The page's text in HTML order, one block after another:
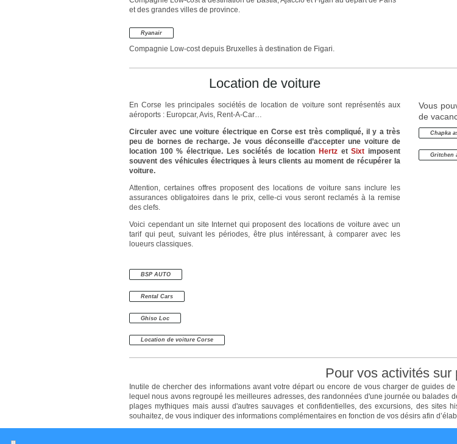
et des grandes villes de province.
Ryanair
Compagnie Low-cost depuis Bruxelles à destination de Figari.
Location de voiture
En Corse les principales sociétés de location de voiture sont représentés aux
aéroports : Europcar, Avis, Rent-A-Car…
Circuler avec une voiture électrique en Corse est très compliqué, il y a très
peu de bornes de recharge.Je vous déconseille d’accepter une voiture de
location 100 % électrique. Les sociétés de location Hertz etSixt imposent
souvent des véhicules électriques à leurs clients au moment de récupérer la
voiture.
Attention, certaines offres proposent des locations de voiture sans inclure les
assurances obligatoires dans le prix, celle-ci vous seront reclamés à la remise
des clefs.
Voici cependant un site Internet qui proposent des locations de voiture avec un
tarif qui peut, suivant les périodes, être plus intéressant, à comparer avec les
loueurs classiques.
Vous
de
Chapka
Gritchen
BSP AUTO
Rental Cars
Ghiso Loc
Location de voiture Corse
Pour vos activités sur
Inutile de chercher des informations avant votre départ ou encore de vous charger de guides
lequel nous avons regroupé les meilleures adresses, des randonnées d'une journée ou balades
plages mythiques mais aussi d'autres sauvages et confidentielles, des excursions, des
souhaitez, de vous indiquer des informations complémentaires en fonction de vos désirs afin